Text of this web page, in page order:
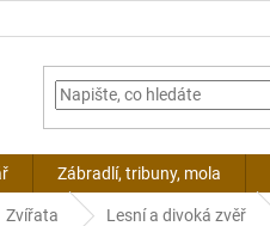
Zábradlí, tribuny, mola
Zvířata Lesní a divoká zvěř